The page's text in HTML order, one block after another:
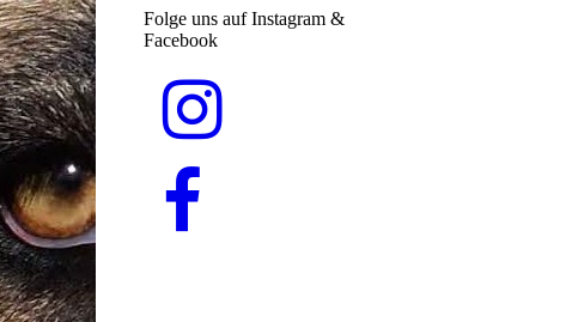
Folge uns auf Instagram &
Facebook